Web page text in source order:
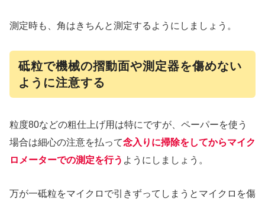
測定時も、角はきちんと測定するようにしましょう。
砥粒で機械の摺動面や測定器を傷めない
ように注意する
粒度80などの粗仕上げ用は特にですが、ペーパーを使う
場合は細心の注意を払って念入りに掃除をしてからマイク
ロメーターでの測定を行う ようにしましょう。
万が一砥粒をマイクロで引きずってしまうとマイクロを傷